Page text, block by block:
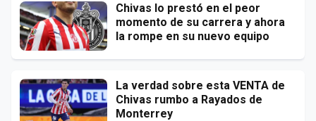
Chivas lo prestó en el peor
momento de su carrera y ahora
la rompe en su nuevo equipo
La verdad sobre esta VENTA de
Chivas rumbo a Rayados de
Monterrey